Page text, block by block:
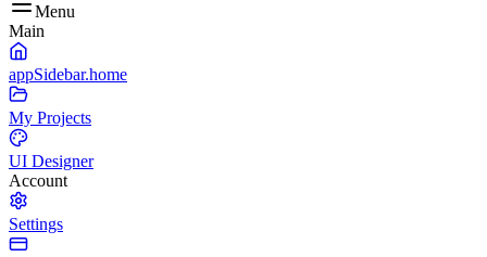
Menu
Main
appSidebar.home
My Projects
UI Designer
Account
Settings